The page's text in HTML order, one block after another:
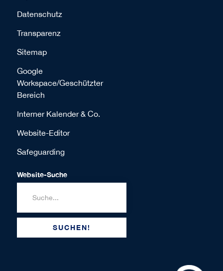
Datenschutz
Transparenz
Sitemap
Google
Workspace/Geschützter
Bereich
Interner Kalender & Co.
Website-Editor
Safeguarding
Website-Suche